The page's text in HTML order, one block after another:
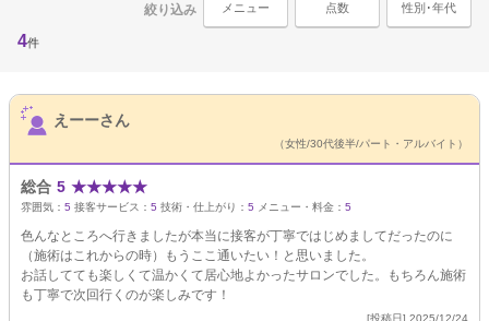
絞り込み メニュー 点数 性別･年代
4件
サロンPick Up
えーーさん
（女性/30代後半/パート・アルバイト）
総合 5 ★★★★★
雰囲気： 5 接客サービス： 5 技術・仕上がり： 5 メニュー・料金： 5
色んなところへ行きましたが本当に接客が丁寧ではじめましてだったのに
（施術はこれからの時）もうここ通いたい！と思いました。
お話してても楽しくて温かくて居心地よかったサロンでした。もちろん施術
も丁寧で次回行くのが楽しみです！
[投稿日] 2025/12/24